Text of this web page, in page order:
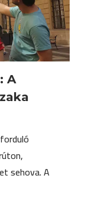
A
sehova. A